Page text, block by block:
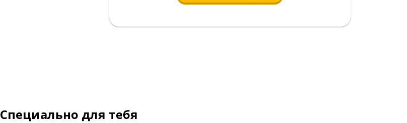
Специально для тебя